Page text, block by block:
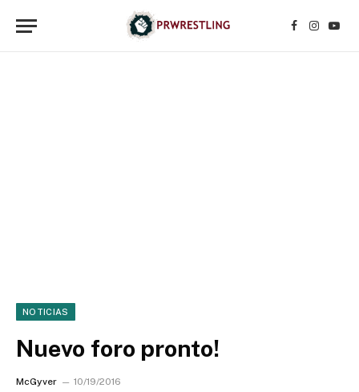
Facebook
NOTICIAS
Nuevo foro pronto!
McGyver 10/19/2016